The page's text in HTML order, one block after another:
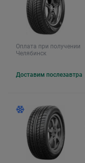
Оплата при получении
Челябинск
Доставим послезавтра